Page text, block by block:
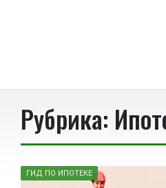
Рубрика:
ГИД ПО ИПОТЕКЕ